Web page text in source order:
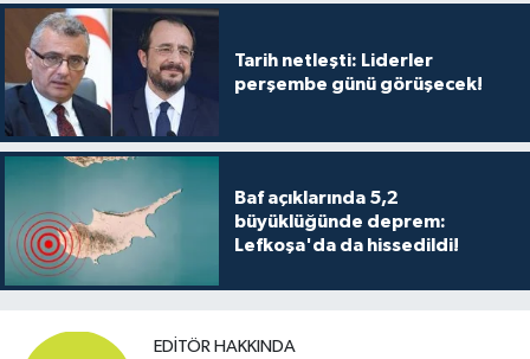
Tarih netleşti: Liderler
perşembe günü görüşecek!
Baf açıklarında 5,2
büyüklüğünde deprem:
Lefkoşa'da da hissedildi!
EDITÖR HAKKINDA